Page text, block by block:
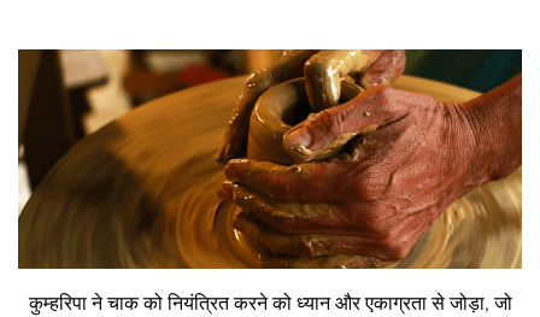
कुम्हरिपा ने चाक को नियंत्रित करने को ध्यान और एकाग्रता से जोड़ा, जो